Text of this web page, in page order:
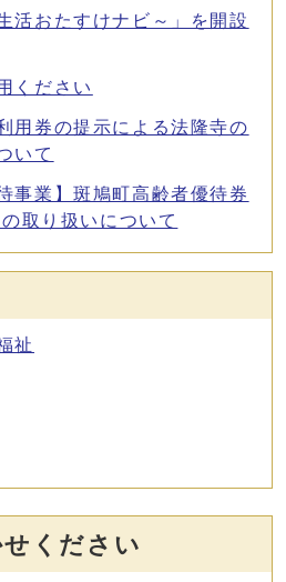
活おたすけナビ～」を開設
ください
用券の提示による法隆寺の
いて
事業】斑鳩町高齢者優待券
取り扱いについて
祉
ください